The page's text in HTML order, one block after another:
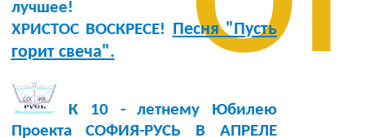
лучшее!
ХРИСТОС ВОСКРЕСЕ! Песня "Пусть
горит свеча".
К 10 - летнему Юбилею
Проекта СОФИЯ-РУСЬ В АПРЕЛЕ